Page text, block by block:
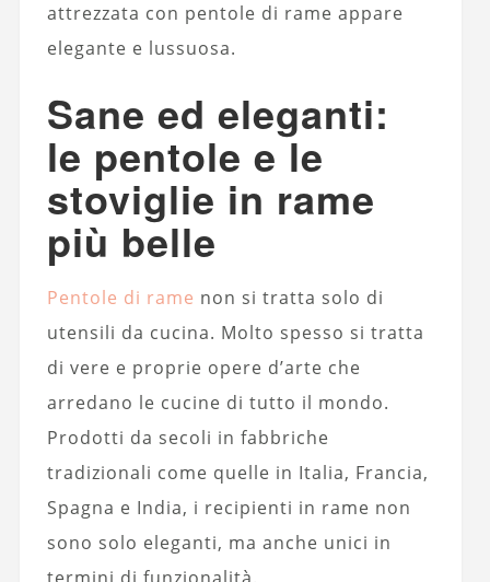
attrezzata con pentole di rame appare
elegante e lussuosa.
Sane ed eleganti:
le pentole e le
stoviglie in rame
più belle
Pentole di rame non si tratta solo di
utensili da cucina. Molto spesso si tratta
di vere e proprie opere d’arte che
arredano le cucine di tutto il mondo.
Prodotti da secoli in fabbriche
tradizionali come quelle in Italia, Francia,
Spagna e India, i recipienti in rame non
sono solo eleganti, ma anche unici in